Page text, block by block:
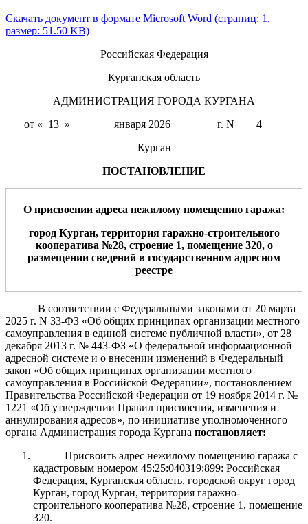
Скачать документ в формате Microsoft Word (страниц: 1,
размер: 51.50 KB)
Российская Федерация
Курганская область
АДМИНИСТРАЦИЯ ГОРОДА КУРГАНА
от «_13_»________января 2026________ г. N____4____
Курган
ПОСТАНОВЛЕНИЕ
О присвоении адреса нежилому помещению гаража:
город Курган, территория гаражно-строительного
кооператива №28, строение 1, помещение 320, о
размещении сведений в государственном адресном
реестре
В соответствии с Федеральными законами от 20 марта
2025 г. N 33-ФЗ «Об общих принципах организации местного
самоуправления в единой системе публичной власти», от 28
декабря 2013 г. № 443-ФЗ «О федеральной информационной
адресной системе и о внесении изменений в Федеральный
закон «Об общих принципах организации местного
самоуправления в Российской Федерации», постановлением
Правительства Российской Федерации от 19 ноября 2014 г. №
1221 «Об утверждении Правил присвоения, изменения и
аннулирования адресов», по инициативе уполномоченного
органа Администрация города Кургана постановляет:
Присвоить адрес нежилому помещению гаража с
кадастровым номером 45:25:040319:899: Российская
Федерация, Курганская область, городской округ город
Курган, город Курган, территория гаражно-
строительного кооператива №28, строение 1, помещение
320.